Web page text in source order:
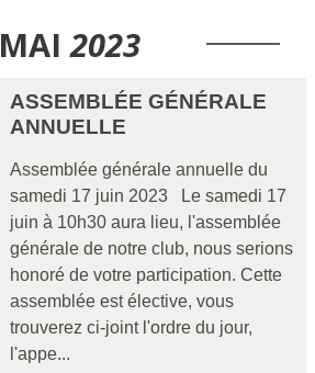
MAI 2023
ASSEMBLÉE GÉNÉRALE
ANNUELLE
Assemblée générale annuelle du
samedi 17 juin 2023 Le samedi 17
juin à 10h30 aura lieu, l'assemblée
générale de notre club, nous serions
honoré de votre participation. Cette
assemblée est élective, vous
trouverez ci-joint l'ordre du jour,
l'appe...